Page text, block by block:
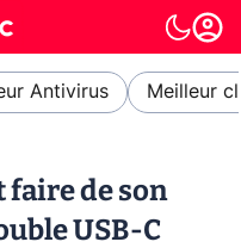
Antivirus Meilleur
faire de son
USB-C